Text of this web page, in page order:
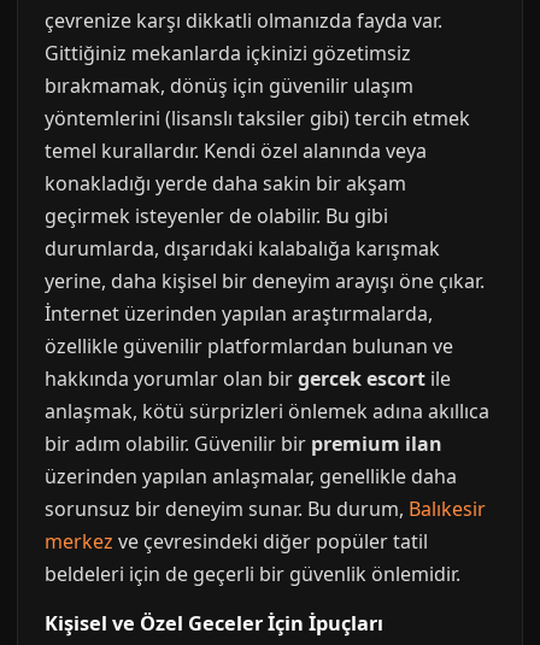
çevrenize karşı dikkatli olmanızda fayda var.
Gittiğiniz mekanlarda içkinizi gözetimsiz
bırakmamak, dönüş için güvenilir ulaşım
yöntemlerini (lisanslı taksiler gibi) tercih etmek
temel kurallardır. Kendi özel alanında veya
konakladığı yerde daha sakin bir akşam
geçirmek isteyenler de olabilir. Bu gibi
durumlarda, dışarıdaki kalabalığa karışmak
yerine, daha kişisel bir deneyim arayışı öne çıkar.
İnternet üzerinden yapılan araştırmalarda,
özellikle güvenilir platformlardan bulunan ve
hakkında yorumlar olan birgercek escort ile
anlaşmak, kötü sürprizleri önlemek adına akıllıca
bir adım olabilir. Güvenilir bir premium ilan
üzerinden yapılan anlaşmalar, genellikle daha
sorunsuz bir deneyim sunar. Bu durum, Balıkesir
merkez ve çevresindeki diğer popüler tatil
beldeleri için de geçerli bir güvenlik önlemidir.
Kişisel ve Özel Geceler İçin İpuçları